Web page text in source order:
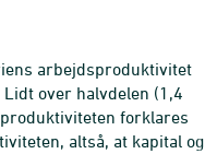
arbejdsproduktivitet
over halvdelen (1,4
forklares
altså, at kapital og